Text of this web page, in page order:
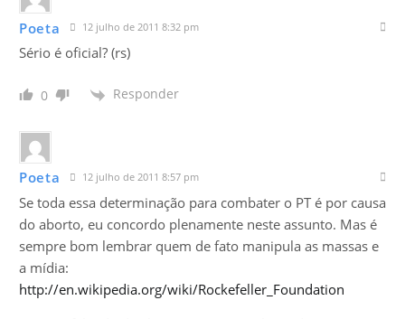
Poeta 12 julho de 2011 8:32 pm
Sério é oficial? (rs)
0 Responder
Poeta 12 julho de 2011 8:57 pm
Se toda essa determinação para combater o PT é por causa
do aborto, eu concordo plenamente neste assunto. Mas é
sempre bom lembrar quem de fato manipula as massas e
a mídia:
http://en.wikipedia.org/wiki/Rockefeller_Foundation